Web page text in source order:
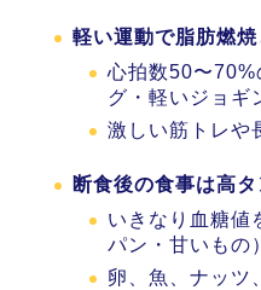
軽い運動で脂肪燃
心拍数50〜70%
グ・軽いジョギ
激しい筋トレや
断食後の食事は高
いきなり血糖値
パン・甘いもの
卵、魚、ナッツ